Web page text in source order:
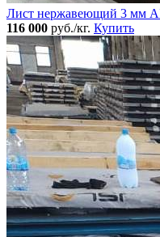
Лист нержавеющий 3 мм
116 000 руб./кг. Купить